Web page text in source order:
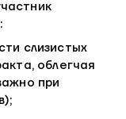
слизистых
облегчая
при